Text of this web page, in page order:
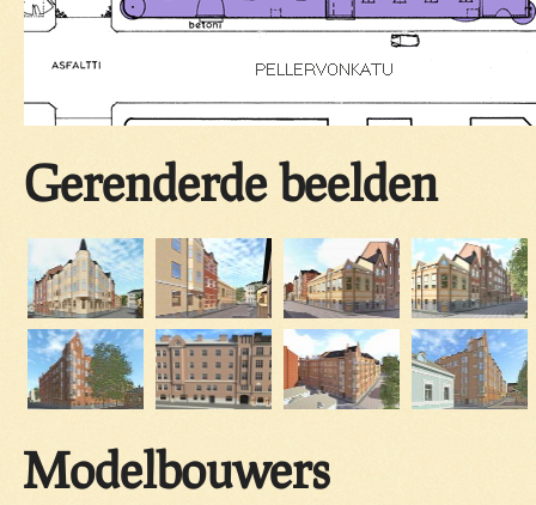
Gerenderde beelden
Modelbouwers